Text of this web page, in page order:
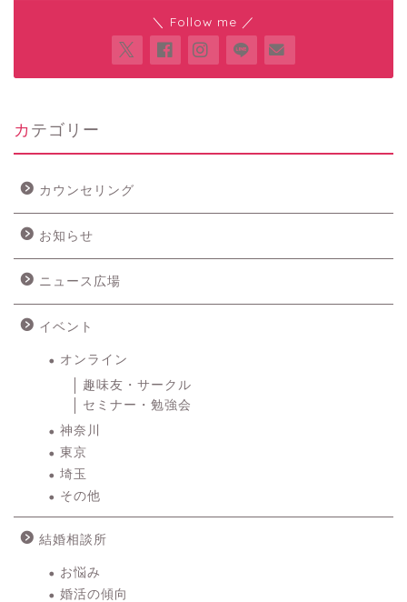
＼ Follow me ／
カテゴリー
カウンセリング
お知らせ
ニュース広場
イベント
オンライン
趣味友・サークル
セミナー・勉強会
神奈川
東京
埼玉
その他
結婚相談所
お悩み
婚活の傾向